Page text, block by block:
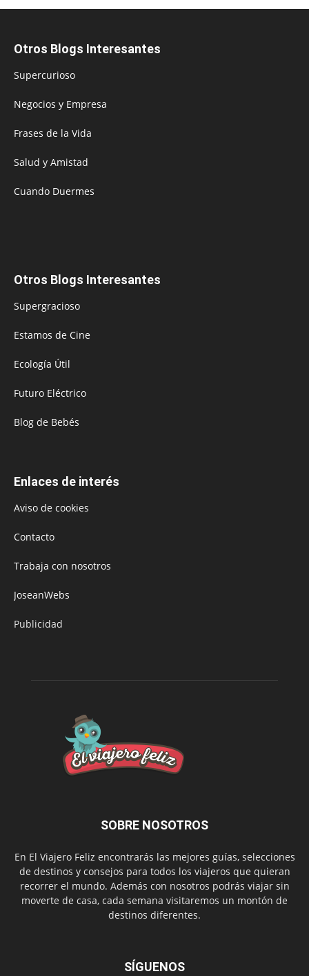
Otros Blogs Interesantes
Supercurioso
Negocios y Empresa
Frases de la Vida
Salud y Amistad
Cuando Duermes
Otros Blogs Interesantes
Supergracioso
Estamos de Cine
Ecología Útil
Futuro Eléctrico
Blog de Bebés
Enlaces de interés
Aviso de cookies
Contacto
Trabaja con nosotros
JoseanWebs
Publicidad
SOBRE NOSOTROS
En El Viajero Feliz encontrarás las mejores guías, selecciones
de destinos y consejos para todos los viajeros que quieran
recorrer el mundo. Además con nosotros podrás viajar sin
moverte de casa, cada semana visitaremos un montón de
destinos diferentes.
SÍGUENOS